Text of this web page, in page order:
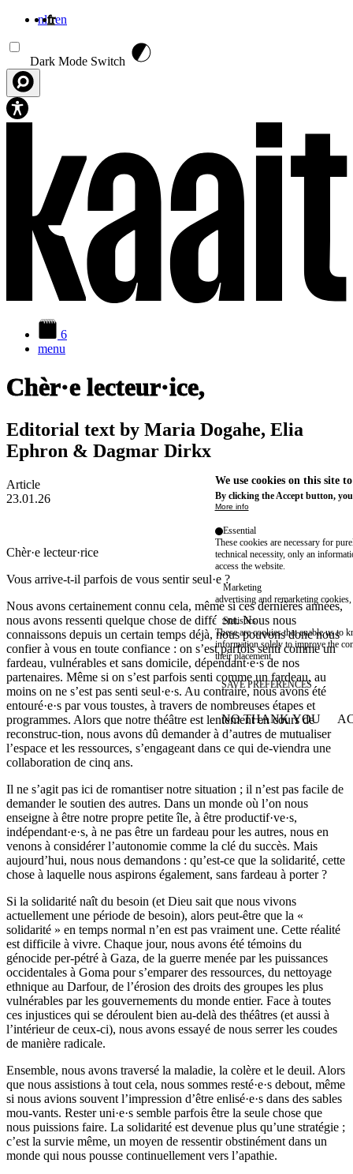
nlfren
Dark Mode Switch
6
menu
Chèr·e lecteur·ice,
Editorial text by Maria Dogahe, Elia
Ephron & Dagmar Dirkx
Article
23.01.26
Chèr·e lecteur·rice
Vous arrive-t-il parfois de vous sentir seul·e ?
Nous avons certainement connu cela, même si ces dernières années,
nous avons ressenti quelque chose de différent. Nous nous
connaissons depuis un certain temps déjà, nous pouvons donc nous
confier à vous en toute confiance : on s’est parfois senti comme un
fardeau, vulnérables et sans domicile, dépendant·e·s de nos
partenaires. Même si on s’est parfois senti comme un fardeau, au
moins on ne s’est pas senti seul·e·s. Au contraire, nous avons été
entouré·e·s par vous toustes, à travers de nombreuses étapes et
programmes. Alors que notre théâtre est lentement en cours de
reconstruc-tion, nous avons dû demander à d’autres de mutualiser
l’espace et les ressources, s’engageant dans ce qui de-viendra une
collaboration de cinq ans.
Il ne s’agit pas ici de romantiser notre situation ; il n’est pas facile de
demander le soutien des autres. Dans un monde où l’on nous
enseigne à être notre propre petite île, à être productif·ve·s,
indépendant·e·s, à ne pas être un fardeau pour les autres, nous en
venons à considérer l’autonomie comme la clé du succès. Mais
aujourd’hui, nous nous demandons : qu’est-ce que la solidarité, cette
chose à laquelle nous aspirons également, sans fardeau à porter ?
Si la solidarité naît du besoin (et Dieu sait que nous vivons
actuellement une période de besoin), alors peut-être que la «
solidarité » en temps normal n’en est pas vraiment une. Cette réalité
est difficile à vivre. Chaque jour, nous avons été témoins du
génocide per-pétré à Gaza, de la guerre menée par les puissances
occidentales à Goma pour s’emparer des ressources, du nettoyage
ethnique au Darfour, de l’érosion des droits des groupes les plus
vulnérables par les gouvernements du monde entier. Face à toutes
ces injustices qui se déroulent bien au-delà des théâtres (et aussi à
l’intérieur de ceux-ci), nous avons essayé de nous serrer les coudes
de manière radicale.
Ensemble, nous avons traversé la maladie, la colère et le deuil. Alors
que nous assistions à tout cela, nous sommes resté·e·s debout, même
si nous avions souvent l’impression d’être enlisé·e·s dans des sables
mou-vants. Rester uni·e·s semble parfois être la seule chose que
nous puissions faire. La solidarité est devenue plus qu’une stratégie ;
c’est la survie même, un moyen de ressentir obstinément dans un
monde qui nous pousse continuellement vers l’apathie.
We use cookies on this site
By clicking the Accept button,
More info
Essential
These cookies are necessary for
technical necessity, only an
access the website.
Marketing
advertising and remarketing cookies,
Statistics
These are cookies that enable us to
information solely to improve the
their placement.
SAVE PREFERENCES
NO THANK YOU
WITHDRAW